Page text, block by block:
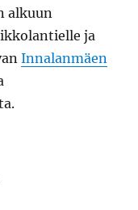
alkuun
ja
Innalanmäen